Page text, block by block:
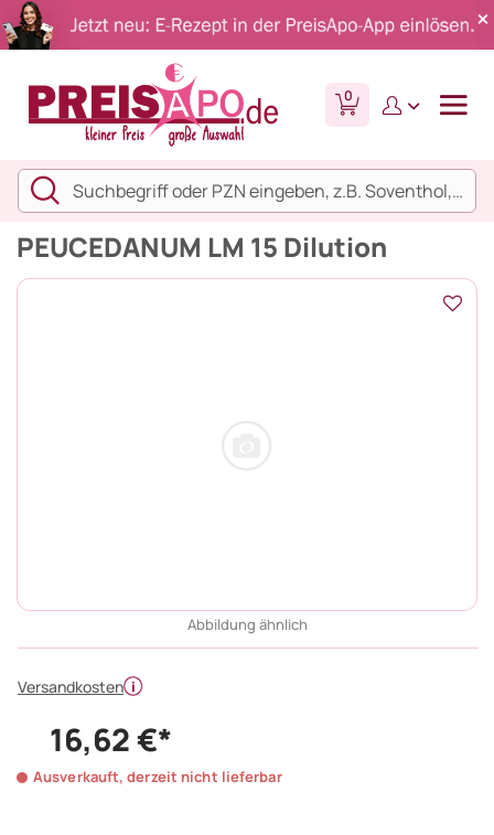
0
PEUCEDANUM LM 15 Dilution
Abbildung ähnlich
Versandkosten
16,62 €*
Ausverkauft, derzeit nicht lieferbar